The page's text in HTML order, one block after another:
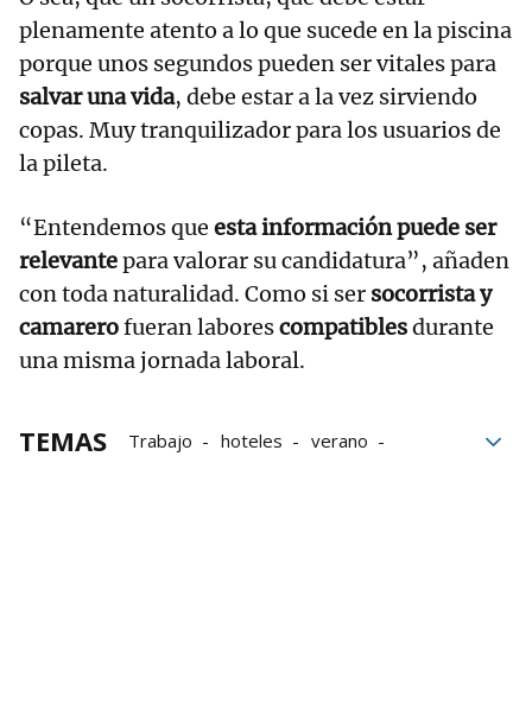
plenamente atento a lo que sucede en la piscina
porque unos segundos pueden ser vitales para
salvar una vida, debe estar a la vez sirviendo
copas. Muy tranquilizador para los usuarios de
la pileta.
“Entendemos que esta información puede ser
relevantepara valorar su candidatura”, añaden
con toda naturalidad. Como si ser socorrista y
camarerofueran laborescompatiblesdurante
una misma jornada laboral.
TEMAS Trabajo hoteles
verano